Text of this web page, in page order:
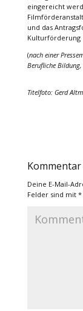
eingereicht
und das
Kulturförderung
(nach einer
Berufliche Bildung,
Titelfoto: Gerd
Deine E-Mail-
Felder sind mit *